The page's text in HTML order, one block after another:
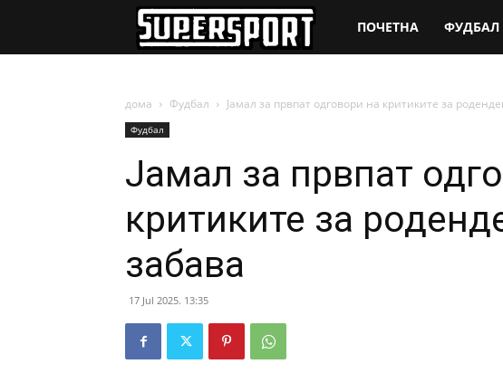
SuperSport.mk
ПОЧЕТНА ФУДБАЛ
дома Фудбал Јамал за првпат одговори на критиките за
Фудбал
Јамал за првпат
критиките за
забава
17 Jul 2025. 13:35